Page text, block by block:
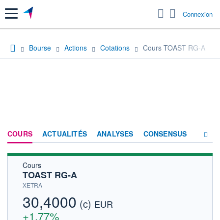
Menu Connexion
Bourse Actions Cotations Cours TOAST RG-A
COURS ACTUALITÉS ANALYSES CONSENSUS
ACTIONNAIRES
Cours
TOAST RG-A
XETRA
30,4000 (c) EUR
+1,77%